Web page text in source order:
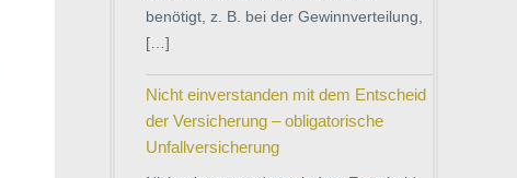
benötigt, z. B. bei der Gewinnverteilung,
[…]
Nicht einverstanden mit dem Entscheid
der Versicherung – obligatorische
Unfallversicherung